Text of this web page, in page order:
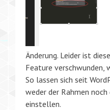
Änderung. Leider ist
Feature verschwunden,
So lassen sich seit
weder der Rahmen noch
einstellen.